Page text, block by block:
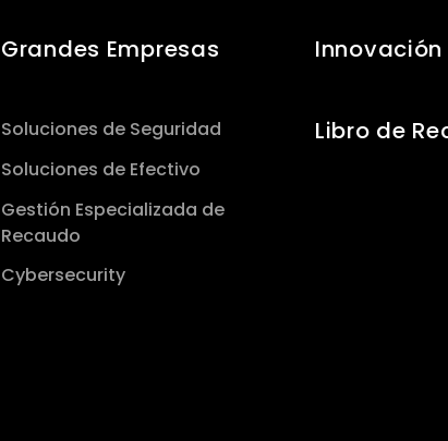
Grandes Empresas
Soluciones de Seguridad
Soluciones de Efectivo
Gestión Especializada de
Recaudo
Cybersecurity
Innovación
Libro de